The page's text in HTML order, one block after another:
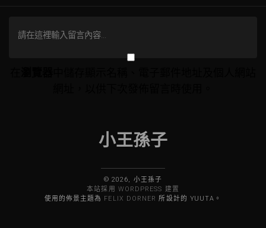
導
小王孫子
© 2026, 小王孫子
本站採用 WORDPRESS 建置
使用的佈景主題為 FELIX DORNER 所設計的 YUUTA。